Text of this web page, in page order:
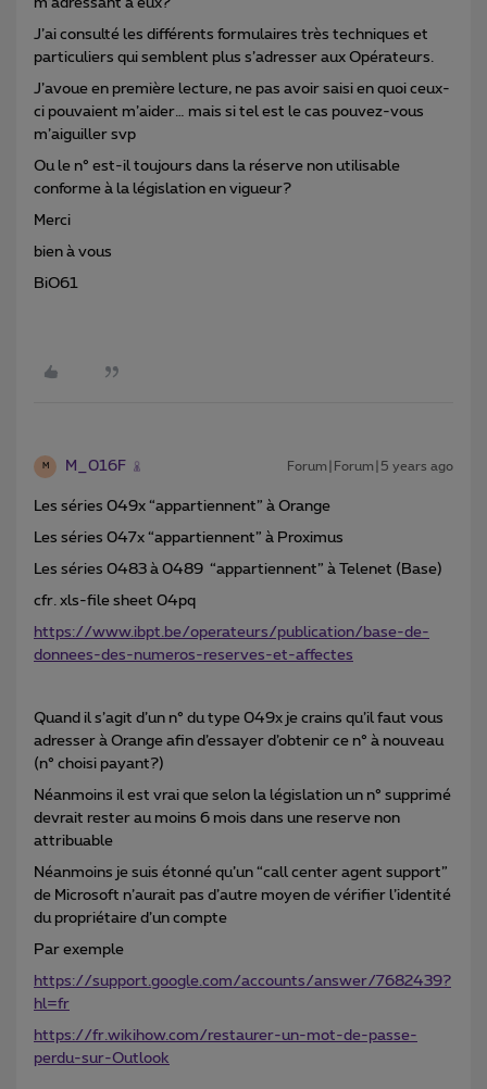
m’adressant à eux?
J’ai consulté les différents formulaires très techniques et
particuliers qui semblent plus s’adresser aux Opérateurs.
J’avoue en première lecture, ne pas avoir saisi en quoi ceux-
ci pouvaient m’aider… mais si tel est le cas pouvez-vous
m’aiguiller svp
Ou le n° est-il toujours dans la réserve non utilisable
conforme à la législation en vigueur?
Merci
bien à vous
BiO61
M M_016F Forum|Forum|5 years ago
Les séries 049x “appartiennent” à Orange
Les séries 047x “appartiennent” à Proximus
Les séries 0483 à 0489 “appartiennent” à Telenet (Base)
cfr. xls-file sheet 04pq
https://www.ibpt.be/operateurs/publication/base-de-
donnees-des-numeros-reserves-et-affectes
Quand il s’agit d’un n° du type 049x je crains qu’il faut vous
adresser à Orange afin d’essayer d’obtenir ce n° à nouveau
(n° choisi payant?)
Néanmoins il est vrai que selon la législation un n° supprimé
devrait rester au moins 6 mois dans une reserve non
attribuable
Néanmoins je suis étonné qu’un “call center agent support”
de Microsoft n’aurait pas d’autre moyen de vérifier l’identité
du propriétaire d’un compte
Par exemple
https://support.google.com/accounts/answer/7682439?
hl=fr
https://fr.wikihow.com/restaurer-un-mot-de-passe-
perdu-sur-Outlook